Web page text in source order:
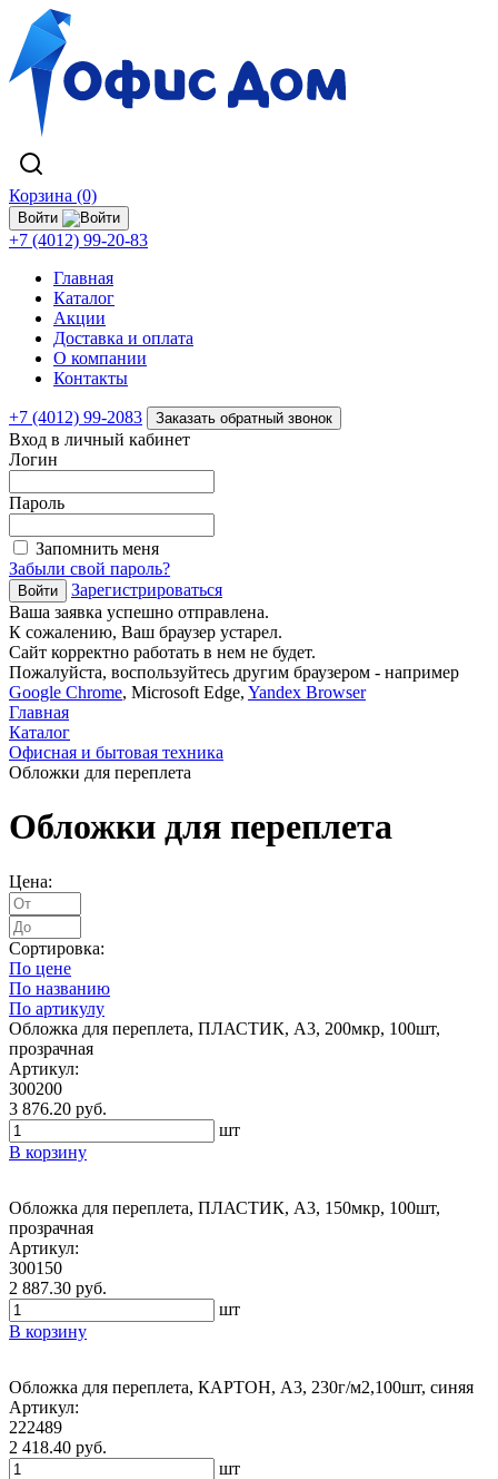
Корзина (0)
Войти
+7 (4012) 99-20-83
Главная
Каталог
Акции
Доставка и оплата
О компании
Контакты
+7 (4012) 99-2083 Заказать обратный звонок
Вход в личный кабинет
Логин
Пароль
Запомнить меня
Забыли свой пароль?
Зарегистрироваться
Ваша заявка успешно отправлена.
К сожалению, Ваш браузер устарел.
Сайт корректно работать в нем не будет.
Пожалуйста, воспользуйтесь другим браузером - например
Google Chrome, Microsoft Edge, Yandex Browser
Главная
Каталог
Офисная и бытовая техника
Обложки для переплета
Обложки для переплета
Цена:
Сортировка:
По цене
По названию
По артикулу
Обложка для переплета, ПЛАСТИК, А3, 200мкр, 100шт,
прозрачная
Артикул:
300200
3 876.20 руб.
шт
В корзину
Обложка для переплета, ПЛАСТИК, А3, 150мкр, 100шт,
прозрачная
Артикул:
300150
2 887.30 руб.
шт
В корзину
Обложка для переплета, КАРТОН, А3, 230г/м2,100шт, синяя
Артикул:
222489
2 418.40 руб.
шт